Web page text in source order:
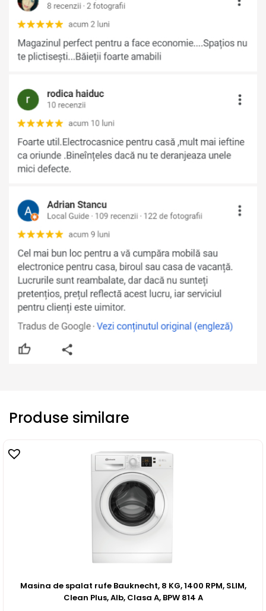
Produse similare
Masina de spalat rufe Bauknecht, 8 KG, 1400 RPM, SLIM,
Clean Plus, Alb, Clasa A, BPW 814 A